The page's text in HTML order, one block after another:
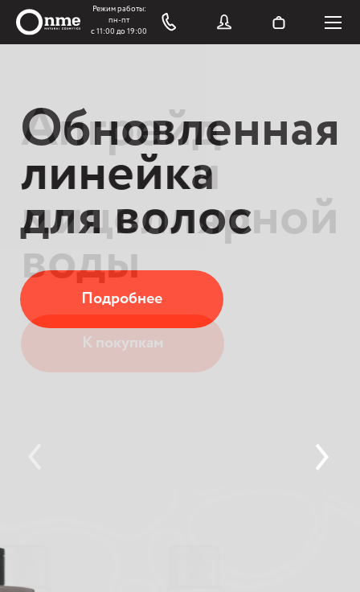
Обновленная
линейка
для волос
Подробнее
Апгрейд
линейки
мицеллярной
воды
К покупкам